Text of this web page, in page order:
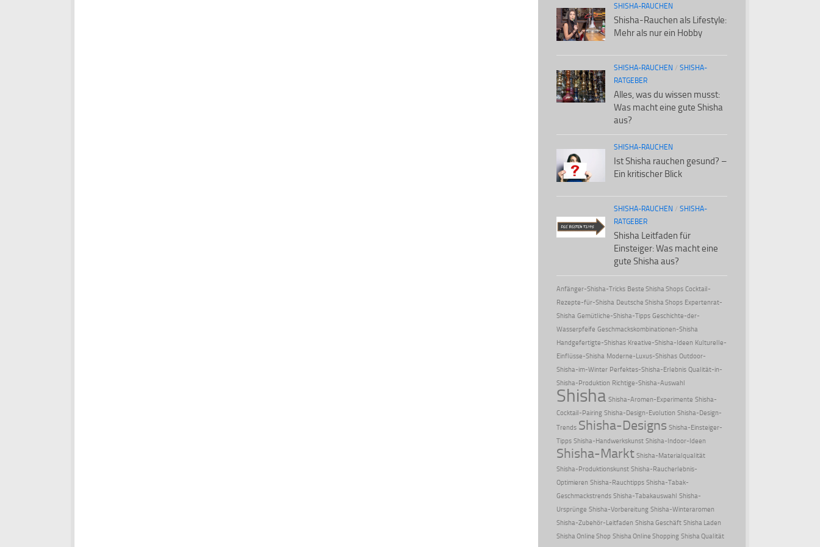
SHISHA-RAUCHEN
Shisha-Rauchen als Lifestyle:
Mehr als nur ein Hobby
SHISHA-RAUCHEN / SHISHA-
RATGEBER
Alles, was du wissen musst:
Was macht eine gute Shisha
aus?
SHISHA-RAUCHEN
Ist Shisha rauchen gesund? –
Ein kritischer Blick
SHISHA-RAUCHEN / SHISHA-
RATGEBER
Shisha Leitfaden für
Einsteiger: Was macht eine
gute Shisha aus?
Anfänger-Shisha-Tricks Beste Shisha Shops Cocktail-
Rezepte-für-Shisha Deutsche Shisha Shops Expertenrat-
Shisha Gemütliche-Shisha-Tipps Geschichte-der-
Wasserpfeife Geschmackskombinationen-Shisha
Handgefertigte-Shishas Kreative-Shisha-Ideen Kulturelle-
Einflüsse-Shisha Moderne-Luxus-Shishas Outdoor-
Shisha-im-Winter Perfektes-Shisha-Erlebnis Qualität-in-
Shisha-Produktion Richtige-Shisha-Auswahl
Shisha Shisha-Aromen-Experimente Shisha-
Cocktail-Pairing Shisha-Design-Evolution Shisha-Design-
Trends Shisha-Designs Shisha-Einsteiger-
Tipps Shisha-Handwerkskunst Shisha-Indoor-Ideen
Shisha-Markt Shisha-Materialqualität
Shisha-Produktionskunst Shisha-Raucherlebnis-
Optimieren Shisha-Rauchtipps Shisha-Tabak-
Geschmackstrends Shisha-Tabakauswahl Shisha-
Ursprünge Shisha-Vorbereitung Shisha-Winteraromen
Shisha-Zubehör-Leitfaden Shisha Geschäft Shisha Laden
Shisha Online Shop Shisha Online Shopping Shisha Qualität